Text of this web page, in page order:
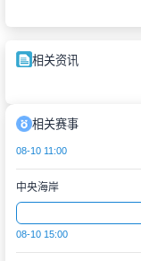
相关资讯
相关赛事
08-10 11:00
中央海岸
08-10 15:00